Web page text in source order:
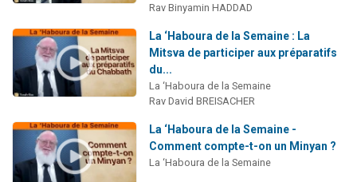
Rav Binyamin HADDAD
La ‘Haboura de la Semaine : La
Mitsva de participer aux préparatifs
du...
La ‘Haboura de la Semaine
Rav David BREISACHER
La ‘Haboura de la Semaine -
Comment compte-t-on un Minyan ?
La ‘Haboura de la Semaine